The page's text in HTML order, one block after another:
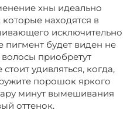
хны идеально
находятся в
исключительно
пигмент будет виден не
приобретут
удивляться, когда,
порошок яркого
минут вымешивания
оттенок.